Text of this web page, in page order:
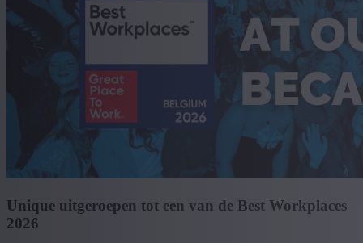
Unique uitgeroepen tot een van de Best Workplaces
2026